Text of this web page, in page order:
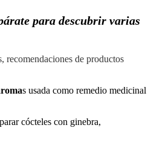
para descubrir varias
recomendaciones de productos
s usada como remedio medicinal
cócteles con ginebra,